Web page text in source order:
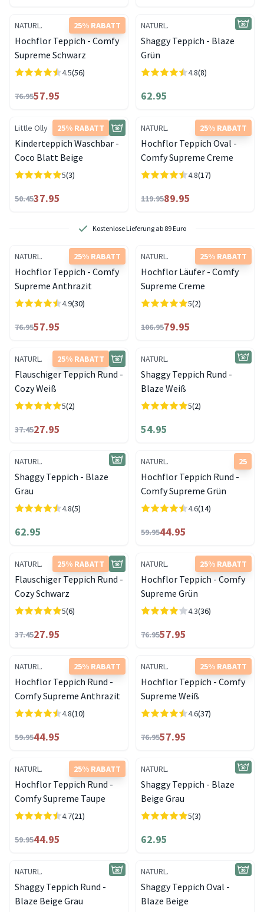
25% RABATT
NATURL.
Hochflor Teppich - Comfy
Supreme Schwarz
4.5(56)
76.9557.95
NATURL.
Shaggy Teppich - Blaze
Grün
4.8(8)
62.95
25% RABATT
Little Olly
Kinderteppich Waschbar -
Coco Blatt Beige
5(3)
50.4537.95
25% RABATT
NATURL.
Hochflor Teppich Oval -
Comfy Supreme Creme
4.8(17)
119.9589.95
Kostenlose Lieferung ab 89 Euro
25% RABATT
NATURL.
Hochflor Teppich - Comfy
Supreme Anthrazit
4.9(30)
76.9557.95
25% RABATT
NATURL.
Hochflor Läufer - Comfy
Supreme Creme
5(2)
106.9579.95
25% RABATT
NATURL.
Flauschiger Teppich Rund -
Cozy Weiß
5(2)
37.4527.95
NATURL.
Shaggy Teppich Rund -
Blaze Weiß
5(2)
54.95
NATURL.
Shaggy Teppich - Blaze
Grau
4.8(5)
62.95
25
NATURL.
Hochflor Teppich Rund -
Comfy Supreme Grün
4.6(14)
59.9544.95
25% RABATT
NATURL.
Flauschiger Teppich Rund -
Cozy Schwarz
5(6)
37.4527.95
25% RABATT
NATURL.
Hochflor Teppich - Comfy
Supreme Grün
4.3(36)
76.9557.95
25% RABATT
NATURL.
Hochflor Teppich Rund -
Comfy Supreme Anthrazit
4.8(10)
59.9544.95
25% RABATT
NATURL.
Hochflor Teppich - Comfy
Supreme Weiß
4.6(37)
76.9557.95
25% RABATT
NATURL.
Hochflor Teppich Rund -
Comfy Supreme Taupe
4.7(21)
59.9544.95
NATURL.
Shaggy Teppich - Blaze
Beige Grau
5(3)
62.95
NATURL.
Shaggy Teppich Rund -
Blaze Beige Grau
NATURL.
Shaggy Teppich Oval -
Blaze Beige